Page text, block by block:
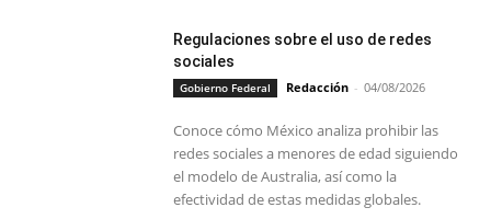
Regulaciones sobre el uso de redes
sociales
Gobierno Federal Redacción - 04/08/2026
Conoce cómo México analiza prohibir las
redes sociales a menores de edad siguiendo
el modelo de Australia, así como la
efectividad de estas medidas globales.